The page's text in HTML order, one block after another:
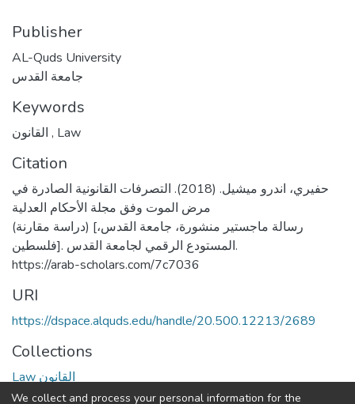
Publisher
AL-Quds University
جامعة القدس
Keywords
, Law
Citation
حفيري، اندرو ميشيل. (2018). التصرفات القانونية الصادرة في
مرض الموت وفق مجلة الأحكام العدلية
(دراسة مقارنة) [رسالة ماجستير منشورة، جامعة القدس،
فلسطين]. المستودع الرقمي لجامعة القدس.
https://arab-scholars.com/7c7036
URI
https://dspace.alquds.edu/handle/20.500.12213/2689
Collections
Law القانون
We collect and process your personal information for the